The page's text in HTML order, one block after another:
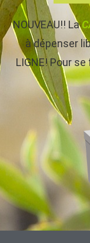
NOUVEAU!! La
à dépenser
LIGNE! Pour